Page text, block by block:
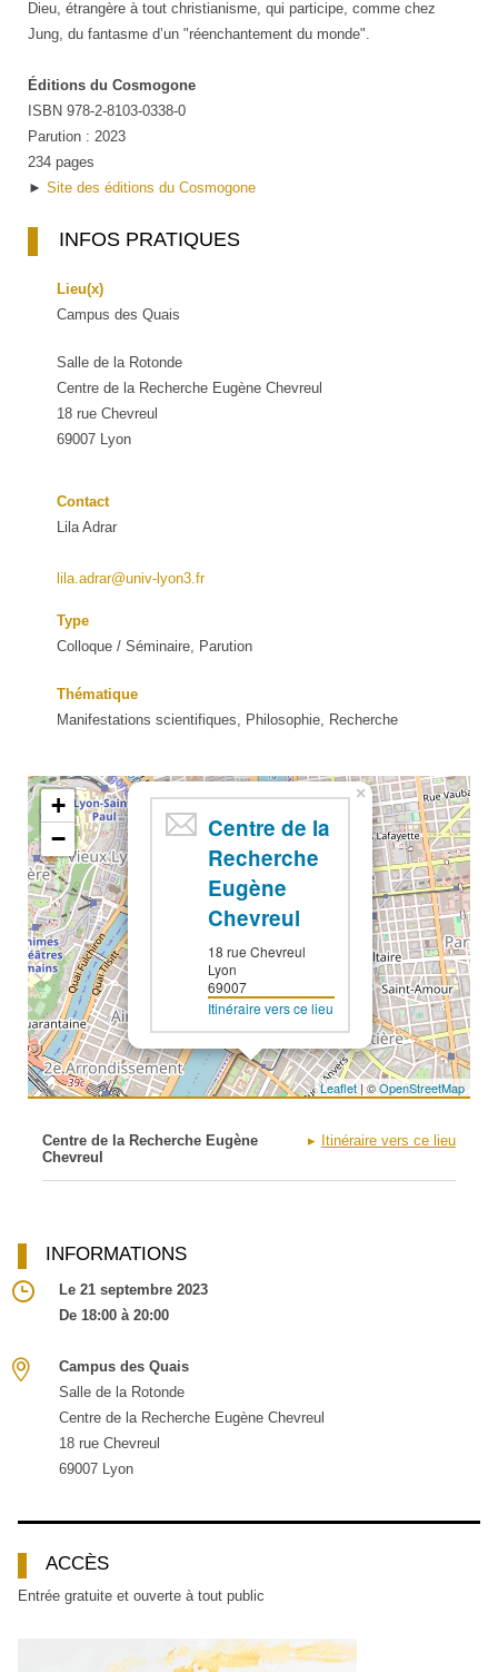
Dieu, étrangère à tout christianisme, qui participe, comme chez
Jung, du fantasme d’un "réenchantement du monde".
Éditions du Cosmogone
ISBN 978-2-8103-0338-0
Parution : 2023
234 pages
► Site des éditions du Cosmogone
INFOS PRATIQUES
Lieu(x)
Campus des Quais
Salle de la Rotonde
Centre de la Recherche Eugène Chevreul
18 rue Chevreul
69007 Lyon
Contact
Lila Adrar
lila.adrar@univ-lyon3.fr
Type
Colloque / Séminaire, Parution
Thématique
Manifestations scientifiques, Philosophie, Recherche
Centre de la
Recherche
Eugène
Chevreul
18 rue Chevreul
Lyon
69007
Itinéraire vers ce lieu
×
+
−
Leaflet| ©OpenStreetMap
Itinéraire vers ce lieu
Centre de la Recherche Eugène
Chevreul
INFORMATIONS
Le 21 septembre 2023
De 18:00 à 20:00
Campus des Quais
Salle de la Rotonde
Centre de la Recherche Eugène Chevreul
18 rue Chevreul
69007 Lyon
ACCÈS
Entrée gratuite et ouverte à tout public